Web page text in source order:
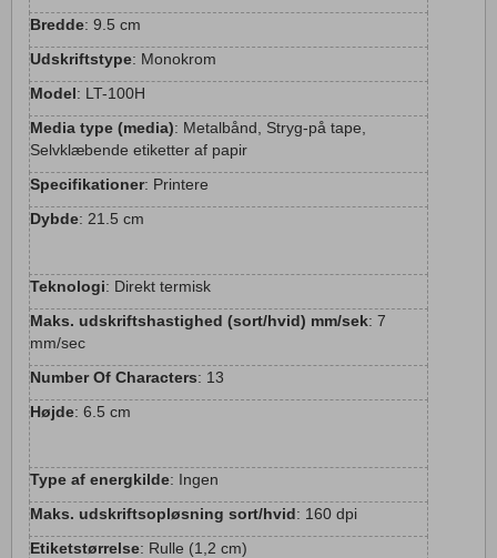
Bredde: 9.5 cm
Udskriftstype: Monokrom
Model: LT-100H
Media type (media): Metalbånd, Stryg-på tape,
Selvklæbende etiketter af papir
Specifikationer: Printere
Dybde: 21.5 cm
Teknologi: Direkt termisk
Maks. udskriftshastighed (sort/hvid) mm/sek: 7
mm/sec
Number Of Characters: 13
Højde: 6.5 cm
Type af energkilde: Ingen
Maks. udskriftsopløsning sort/hvid: 160 dpi
Etiketstørrelse: Rulle (1,2 cm)